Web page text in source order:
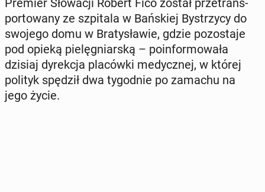
Premier Sło­wa­cji Robert Fico został prze­trans­
por­to­wa­ny ze szpi­ta­la w Bań­skiej By­strzy­cy do
swojego domu w Bra­ty­sła­wie, gdzie po­zo­sta­je
pod opieką pie­lę­gniar­ską – po­in­for­mo­wa­ła
dzisiaj dy­rek­cja pla­ców­ki me­dycz­nej, w której
polityk spędził dwa ty­go­dnie po zamachu na
jego życie.